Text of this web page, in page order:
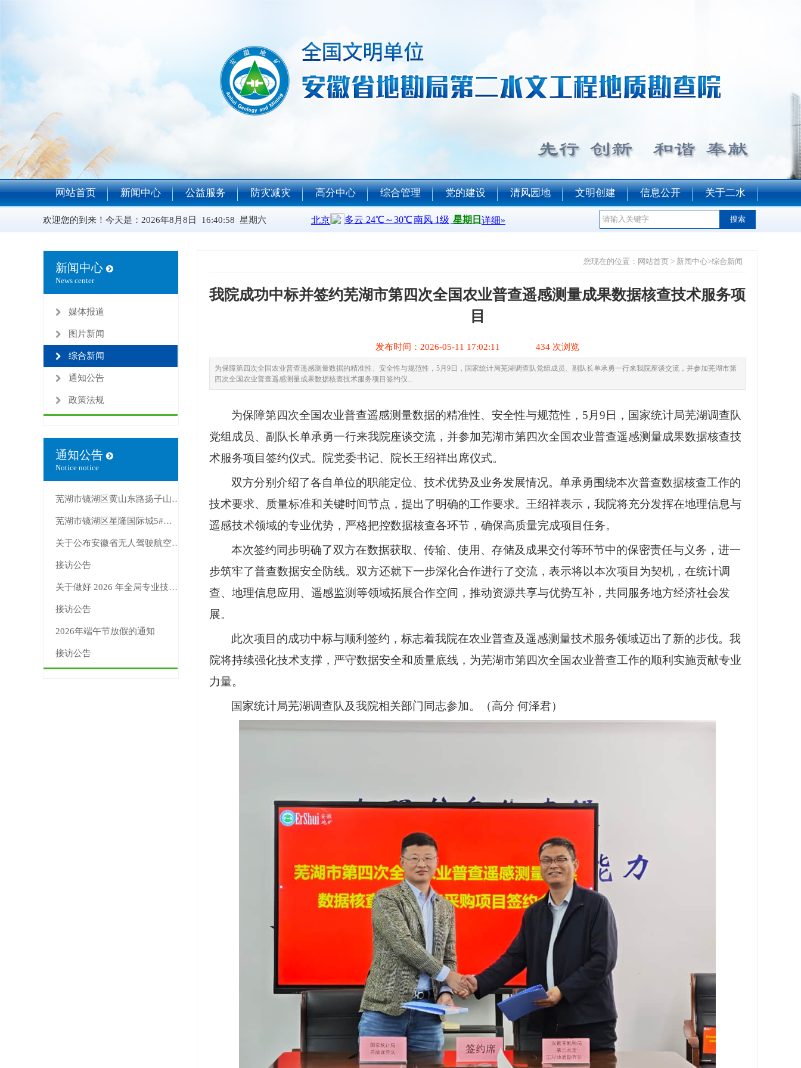
网站首页 新闻中心 公益服务 防灾减灾 高分中心 综合管理 党的建设 清风园地 文明创建 信息公开 关于二水
欢迎您的到来！今天是： 2026年8月8日 16:40:59 星期六
新闻中心
News center
媒体报道
图片新闻
综合新闻
通知公告
政策法规
通知公告
Notice notice
芜湖市镜湖区黄山东路扬子山2号25幢锅炉房出租公告
芜湖市镜湖区星隆国际城5#楼1307室房产出租公告
关于公布安徽省无人驾驶航空器新版适飞空域范围的公告
接访公告
关于做好 2026 年全局专业技术人员继续教育工作的通知
接访公告
2026年端午节放假的通知
接访公告
您现在的位置：​​​​ 网站首页 > 新闻中心>综合新闻
我院成功中标并签约芜湖市第四次全国农业普查遥感测量成果数据核查技术服务项
目
发布时间：2026-05-11 17:02:11 434 次浏览
为保障第四次全国农业普查遥感测量数据的精准性、安全性与规范性，5月9日，国家统计局芜湖调查队党组成员、副队长单承勇一行来我院座谈交流，并参加芜湖市第
四次全国农业普查遥感测量成果数据核查技术服务项目签约仪...
为保障第四次全国农业普查遥感测量数据的精准性、安全性与规范性， 5月9日，国家统计局芜湖调查队
党组成员、副队长单承勇一行来我院座谈交流 ， 并参加芜湖市第四次全国农业普查遥感测量成果数据核查技
术服务项目签约仪式。院党委书记、院长王绍祥出席仪式。
双方分别介绍了各自单位的职能定位、技术优势及业务发展情况。单承勇围绕本次普查数据核查工作的
技术要求、质量标准和关键时间节点，提出了明确的工作要求。王绍祥表示，我院将充分发挥在地理信息与
遥感技术领域的专业优势，严格把控数据核查各环节，确保高质量完成项目任务。
本次签约同步明确了双方在数据获取、传输、使用、存储及成果交付等环节中的保密责任与义务，进一
步筑牢了普查数据安全防线。双方还就下一步深化合作进行了交流 ，表示将以本次项目为契机，在统计调
查、地理信息应用、遥感监测等领域拓展合作空间，推动资源共享与优势互补，共同服务地方经济社会发
展。
此次项目的成功中标与顺利签约，标志着我院在农业普查及遥感测量技术服务领域迈出了新的步伐。我
院将持续强化技术支撑，严守数据安全和质量底线，为芜湖市第四次全国农业普查工作的顺利实施贡献专业
力量。
国家统计局芜湖调查队 及我院相关部门同志参加。（高分 何泽君）